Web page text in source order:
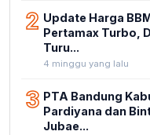
2 Update Harga
Pertamax Turbo,
Turu...
4 minggu yang lalu
3 PTA Bandung
Pardiyana dan
Jubae...